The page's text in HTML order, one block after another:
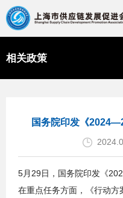
相关政策
国务院印发《
5月29日，国务院印发《
在重点任务方面，《行动